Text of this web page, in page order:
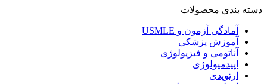
دسته بندی محصولات
آمادگی آزمون و USMLE
آموزش پزشکی
آناتومی و فیزیولوژی
اپیدمیولوژی
ارتوپدی